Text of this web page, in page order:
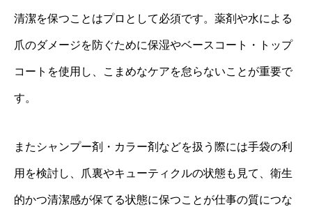
清潔を保つことはプロとして必須です。薬剤や水による
爪のダメージを防ぐために保湿やベースコート・トップ
コートを使用し、こまめなケアを怠らないことが重要で
す。
またシャンプー剤・カラー剤などを扱う際には手袋の利
用を検討し、爪裏やキューティクルの状態も見て、衛生
的かつ清潔感が保てる状態に保つことが仕事の質につな